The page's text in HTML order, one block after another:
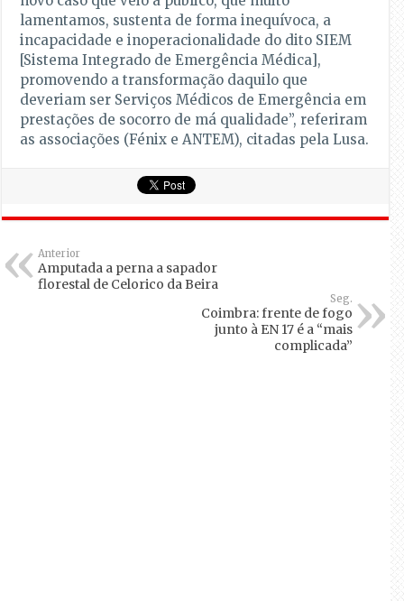
lamentamos, sustenta de forma inequívoca, a
incapacidade e inoperacionalidade do dito SIEM
[Sistema Integrado de Emergência Médica],
promovendo a transformação daquilo que
deveriam ser Serviços Médicos de Emergência em
prestações de socorro de má qualidade”, referiram
as associações (Fénix e ANTEM), citadas pela Lusa.
Anterior
Amputada a perna a sapador
florestal de Celorico da Beira
Seg.
Coimbra: frente de fogo
junto à EN 17 é a “mais
complicada”